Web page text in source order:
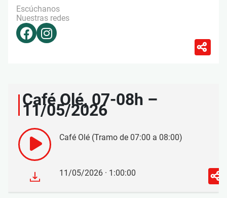
Escúchanos
Nuestras redes
Café Olé, 07-08h –
11/05/2026
Café Olé (Tramo de 07:00 a 08:00)
11/05/2026 · 1:00:00